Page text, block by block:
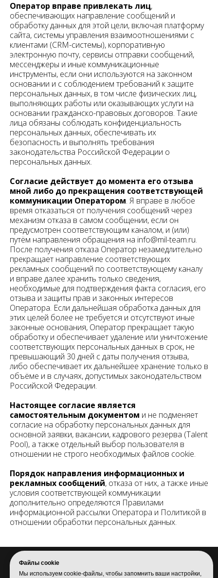
Оператор вправе привлекать лиц,
обеспечивающих направление сообщений и
обработку данных для этой цели, включая платформу
сайта, системы управления взаимоотношениями с
клиентами (CRM-системы), корпоративную
электронную почту, сервисы отправки сообщений,
мессенджеры и иные коммуникационные
инструменты, если они используются на законном
основании и с соблюдением требований к защите
персональных данных, в том числе физических лиц,
выполняющих работы или оказывающих услуги на
основании гражданско-правовых договоров. Такие
лица обязаны соблюдать конфиденциальность
персональных данных, обеспечивать их
безопасность и выполнять требования
законодательства Российской Федерации о
персональных данных.
Согласие действует до момента его отзыва
мной либо до прекращения соответствующей
коммуникации Оператором. Я вправе в любое
время отказаться от получения сообщений через
механизм отказа в самом сообщении, если он
предусмотрен соответствующим каналом, и (или)
путём направления обращения на info@mil-team.ru.
После получения отказа Оператор незамедлительно
прекращает направление соответствующих
рекламных сообщений по соответствующему каналу
и вправе далее хранить только сведения,
необходимые для подтверждения факта согласия, его
отзыва и защиты прав и законных интересов
Оператора. Если дальнейшая обработка данных для
этих целей более не требуется и отсутствуют иные
законные основания, Оператор прекращает такую
обработку и обеспечивает удаление или уничтожение
соответствующих персональных данных в срок, не
превышающий 30 дней с даты получения отзыва,
либо обеспечивает их дальнейшее хранение только в
объёме и в случаях, допустимых законодательством
Российской Федерации.
Настоящее согласие является
самостоятельным документом и не подменяет
согласие на обработку персональных данных для
основной заявки, вакансии, кадрового резерва (Talent
Pool), а также отдельный выбор пользователя в
отношении не строго необходимых файлов cookie.
Порядок направления информационных и
рекламных сообщений, отказа от них, а также иные
условия соответствующей коммуникации
дополнительно определяются Правилами
информационной рассылки Оператора и Политикой в
отношении обработки персональных данных.
Политика в отношении обработки
персональных данных
Файлы cookie
Мы используем cookie-файлы, чтобы запомнить ваши настройки,